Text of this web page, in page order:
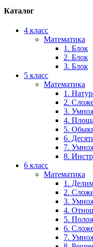
Каталог
4 класс
Математика
1. Блок
2. Блок
3. Блок
5 класс
Математика
1.
2.
3.
4.
5.
6.
7.
8.
6 класс
Математика
1.
2.
3.
4.
5.
6.
7.